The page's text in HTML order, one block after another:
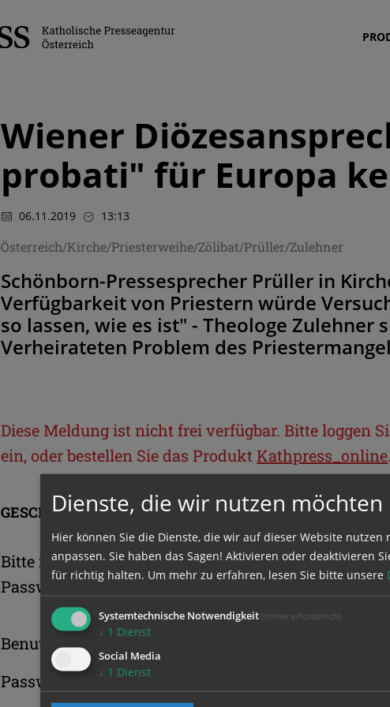
Wiener
probati" für Europa
06.11.2019 13:13
Österreich/Kirche/Priesterweihe/Zölibat/Prüller/Zulehner
Schönborn-Pressesprecher Prüller in
Verfügbarkeit von Priestern würde
so lassen, wie es ist" - Theologe Zulehner
Verheirateten Problem des
Diese Meldung ist nicht frei verfügbar. Bitte loggen
ein, oder bestellen Sie das Produkt Kathpress_online.
GESCHÜTZTER BEREICH
Bitte melden Sie sich mit Ihrem Benutzernamen und
Passwort an.
Benutzername
Passwort
Dienste, die wir nutzen möchten
Hier können Sie die Dienste, die wir auf dieser Website nutzen
anpassen. Sie haben das Sagen! Aktivieren oder deaktivieren
für richtig halten. Um mehr zu erfahren, lesen Sie bitte unsere
Systemtechnische Notwendigkeit (immer erforderlich)
↓ 1 Dienst
Social Media
↓ 1 Dienst